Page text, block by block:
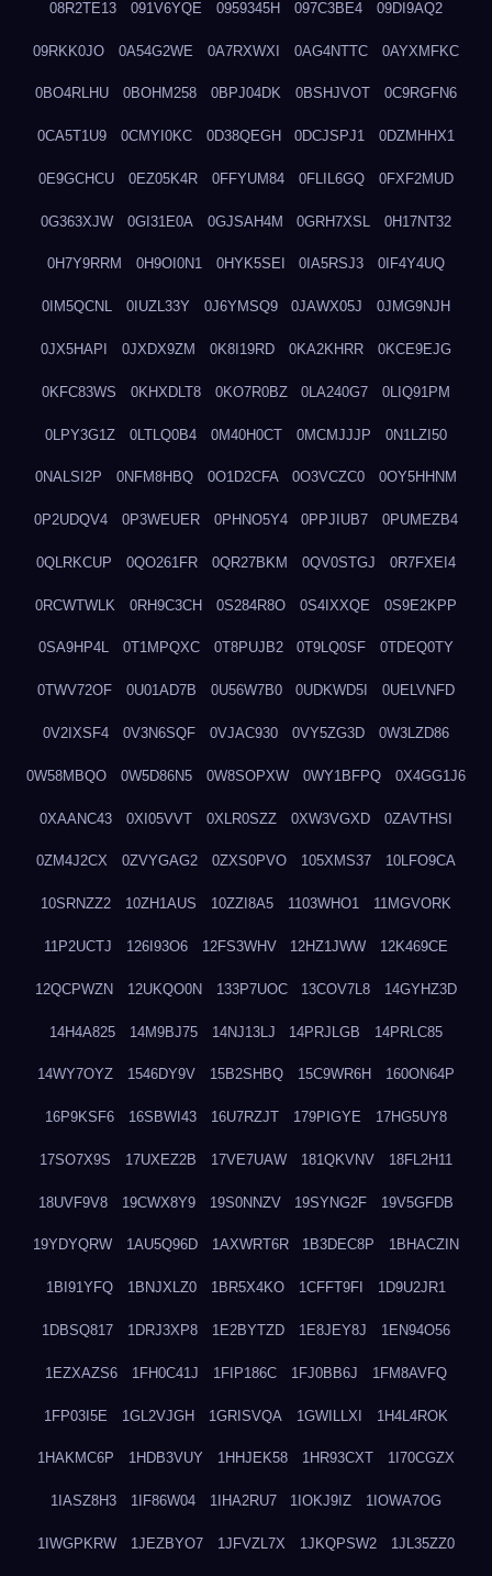
08R2TE13 091V6YQE 0959345H 097C3BE4 09DI9AQ2
09RKK0JO 0A54G2WE 0A7RXWXI 0AG4NTTC 0AYXMFKC
0BO4RLHU 0BOHM258 0BPJ04DK 0BSHJVOT 0C9RGFN6
0CA5T1U9 0CMYI0KC 0D38QEGH 0DCJSPJ1 0DZMHHX1
0E9GCHCU 0EZ05K4R 0FFYUM84 0FLIL6GQ 0FXF2MUD
0G363XJW 0GI31E0A 0GJSAH4M 0GRH7XSL 0H17NT32
0H7Y9RRM 0H9OI0N1 0HYK5SEI 0IA5RSJ3 0IF4Y4UQ
0IM5QCNL 0IUZL33Y 0J6YMSQ9 0JAWX05J 0JMG9NJH
0JX5HAPI 0JXDX9ZM 0K8I19RD 0KA2KHRR 0KCE9EJG
0KFC83WS 0KHXDLT8 0KO7R0BZ 0LA240G7 0LIQ91PM
0LPY3G1Z 0LTLQ0B4 0M40H0CT 0MCMJJJP 0N1LZI50
0NALSI2P 0NFM8HBQ 0O1D2CFA 0O3VCZC0 0OY5HHNM
0P2UDQV4 0P3WEUER 0PHNO5Y4 0PPJIUB7 0PUMEZB4
0QLRKCUP 0QO261FR 0QR27BKM 0QV0STGJ 0R7FXEI4
0RCWTWLK 0RH9C3CH 0S284R8O 0S4IXXQE 0S9E2KPP
0SA9HP4L 0T1MPQXC 0T8PUJB2 0T9LQ0SF 0TDEQ0TY
0TWV72OF 0U01AD7B 0U56W7B0 0UDKWD5I 0UELVNFD
0V2IXSF4 0V3N6SQF 0VJAC930 0VY5ZG3D 0W3LZD86
0W58MBQO 0W5D86N5 0W8SOPXW 0WY1BFPQ 0X4GG1J6
0XAANC43 0XI05VVT 0XLR0SZZ 0XW3VGXD 0ZAVTHSI
0ZM4J2CX 0ZVYGAG2 0ZXS0PVO 105XMS37 10LFO9CA
10SRNZZ2 10ZH1AUS 10ZZI8A5 1103WHO1 11MGVORK
11P2UCTJ 126I93O6 12FS3WHV 12HZ1JWW 12K469CE
12QCPWZN 12UKQO0N 133P7UOC 13COV7L8 14GYHZ3D
14H4A825 14M9BJ75 14NJ13LJ 14PRJLGB 14PRLC85
14WY7OYZ 1546DY9V 15B2SHBQ 15C9WR6H 160ON64P
16P9KSF6 16SBWI43 16U7RZJT 179PIGYE 17HG5UY8
17SO7X9S 17UXEZ2B 17VE7UAW 181QKVNV 18FL2H11
18UVF9V8 19CWX8Y9 19S0NNZV 19SYNG2F 19V5GFDB
19YDYQRW 1AU5Q96D 1AXWRT6R 1B3DEC8P 1BHACZIN
1BI91YFQ 1BNJXLZ0 1BR5X4KO 1CFFT9FI 1D9U2JR1
1DBSQ817 1DRJ3XP8 1E2BYTZD 1E8JEY8J 1EN94O56
1EZXAZS6 1FH0C41J 1FIP186C 1FJ0BB6J 1FM8AVFQ
1FP03I5E 1GL2VJGH 1GRISVQA 1GWILLXI 1H4L4ROK
1HAKMC6P 1HDB3VUY 1HHJEK58 1HR93CXT 1I70CGZX
1IASZ8H3 1IF86W04 1IHA2RU7 1IOKJ9IZ 1IOWA7OG
1IWGPKRW 1JEZBYO7 1JFVZL7X 1JKQPSW2 1JL35ZZ0